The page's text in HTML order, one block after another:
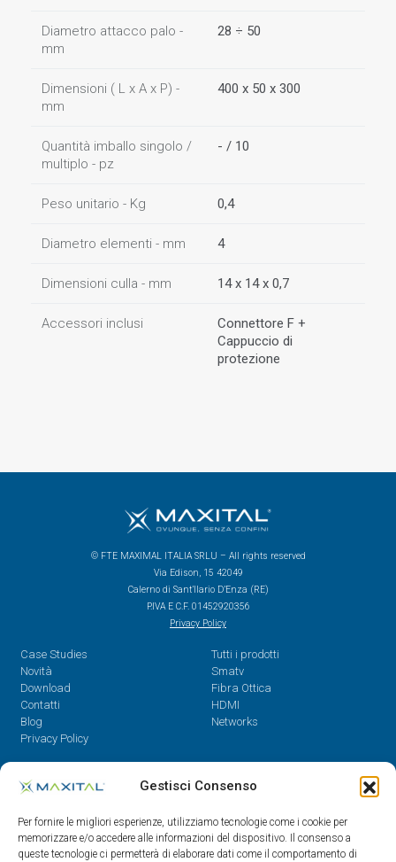
Gestisci Consenso
Per fornire le migliori esperienze, utilizziamo tecnologie come i cookie per
memorizzare e/o accedere alle informazioni del dispositivo. Il consenso a
queste tecnologie ci permetterà di elaborare dati come il comportamento di
Diametro attacco palo -
mm
28 ÷ 50
Dimensioni ( L x A x P) -
mm
400 x 50 x 300
Quantità imballo singolo /
multiplo - pz
- / 10
Peso unitario - Kg 0,4
Diametro elementi - mm 4
Dimensioni culla - mm 14 x 14 x 0,7
Accessori inclusi
Connettore F +
Cappuccio di
protezione
© FTE MAXIMAL ITALIA SRLU – All rights reserved
Via Edison, 15 42049
Calerno di Sant’Ilario D’Enza (RE)
P.IVA E C.F. 01452920356
Privacy Policy
Case Studies
Novità
Download
Contatti
Blog
Privacy Policy
Tutti i prodotti
Smatv
Fibra Ottica
HDMI
Networks
Contatti
08.30 - 12.30 / 14 - 18
0522/909701